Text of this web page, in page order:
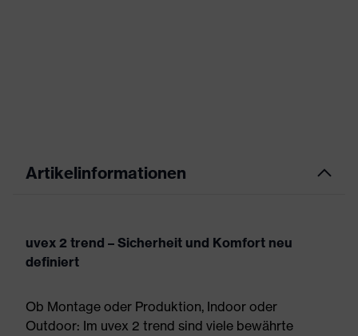
Artikelinformationen
uvex 2 trend – Sicherheit und Komfort neu
definiert
Ob Montage oder Produktion, Indoor oder
Outdoor: Im uvex 2 trend sind viele bewährte